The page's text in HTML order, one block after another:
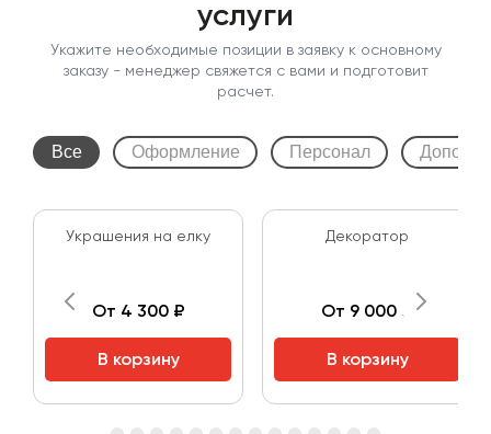
услуги
Укажите необходимые позиции в заявку к основному
заказу - менеджер свяжется с вами и подготовит
расчет.
Все Оформление Персонал
Украшения на елку
От 4 300 ₽
В корзину
Декоратор
От 9 000 ₽
В корзину